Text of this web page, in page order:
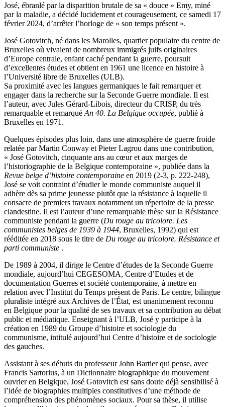
José, ébranlé par la disparition brutale de sa « douce » Emy, miné
par la maladie, a décidé lucidement et courageusement, ce samedi 17
février 2024, d’arrêter l’horloge de « son temps présent ».
José Gotovitch, né dans les Marolles, quartier populaire du centre de
Bruxelles où vivaient de nombreux immigrés juifs originaires
d’Europe centrale, enfant caché pendant la guerre, poursuit
d’excellentes études et obtient en 1961 une licence en histoire à
l’Université libre de Bruxelles (ULB).
Sa proximité avec les langues germaniques le fait remarquer et
engager dans la recherche sur la Seconde Guerre mondiale. Il est
l’auteur, avec Jules Gérard-Libois, directeur du CRISP, du très
remarquable et remarqué An 40. La Belgique occupée, publié à
Bruxelles en 1971.
Quelques épisodes plus loin, dans une atmosphère de guerre froide
relatée par Martin Conway et Pieter Lagrou dans une contribution,
« José Gotovitch, cinquante ans au cœur et aux marges de
l’historiographie de la Belgique contemporaine », publiée dans la
Revue belge d’histoire contemporaine en 2019 (2-3, p. 222-248),
José se voit contraint d’étudier le monde communiste auquel il
adhère dès sa prime jeunesse plutôt que la résistance à laquelle il
consacre de premiers travaux notamment un répertoire de la presse
clandestine. Il est l’auteur d’une remarquable thèse sur la Résistance
communiste pendant la guerre (Du rouge au tricolore. Les
communistes belges de 1939 à 1944, Bruxelles, 1992) qui est
rééditée en 2018 sous le titre de Du rouge au tricolore. Résistance et
parti communiste .
De 1989 à 2004, il dirige le Centre d’études de la Seconde Guerre
mondiale, aujourd’hui CEGESOMA, Centre d’Etudes et de
documentation Guerres et société contemporaine, à mettre en
relation avec l’Institut du Temps présent de Paris. Le centre, bilingue
pluraliste intégré aux Archives de l’État, est unanimement reconnu
en Belgique pour la qualité de ses travaux et sa contribution au débat
public et médiatique. Enseignant à l’ULB, José y participe à la
création en 1989 du Groupe d’histoire et sociologie du
communisme, intitulé aujourd’hui Centre d’histoire et de sociologie
des gauches.
Assistant à ses débuts du professeur John Bartier qui pense, avec
Francis Sartorius, à un Dictionnaire biographique du mouvement
ouvrier en Belgique, José Gotovitch est sans doute déjà sensibilisé à
l’idée de biographies multiples constitutives d’une méthode de
compréhension des phénomènes sociaux. Pour sa thèse, il utilise